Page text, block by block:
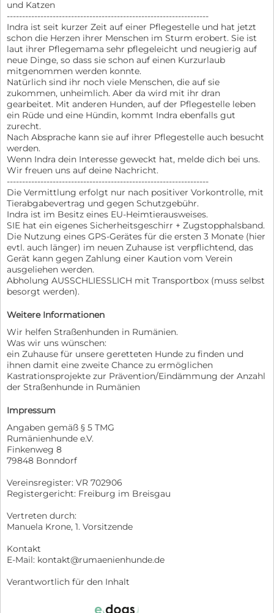
und Katzen
------------------------------------------------------------------
Indra ist seit kurzer Zeit auf einer Pflegestelle und hat jetzt
schon die Herzen ihrer Menschen im Sturm erobert. Sie ist
laut ihrer Pflegemama sehr pflegeleicht und neugierig auf
neue Dinge, so dass sie schon auf einen Kurzurlaub
mitgenommen werden konnte.
Natürlich sind ihr noch viele Menschen, die auf sie
zukommen, unheimlich. Aber da wird mit ihr dran
gearbeitet. Mit anderen Hunden, auf der Pflegestelle leben
ein Rüde und eine Hündin, kommt Indra ebenfalls gut
zurecht.
Nach Absprache kann sie auf ihrer Pflegestelle auch besucht
werden.
Wenn Indra dein Interesse geweckt hat, melde dich bei uns.
Wir freuen uns auf deine Nachricht.
------------------------------------------------------------------
Die Vermittlung erfolgt nur nach positiver Vorkontrolle, mit
Tierabgabevertrag und gegen Schutzgebühr.
Indra ist im Besitz eines EU-Heimtierausweises.
SIE hat ein eigenes Sicherheitsgeschirr + Zugstopphalsband.
Die Nutzung eines GPS-Gerätes für die ersten 3 Monate (hier
evtl. auch länger) im neuen Zuhause ist verpflichtend, das
Gerät kann gegen Zahlung einer Kaution vom Verein
ausgeliehen werden.
Abholung AUSSCHLIESSLICH mit Transportbox (muss selbst
besorgt werden).
Weitere Informationen
Wir helfen Straßenhunden in Rumänien.
Was wir uns wünschen:
ein Zuhause für unsere geretteten Hunde zu finden und
ihnen damit eine zweite Chance zu ermöglichen
Kastrationsprojekte zur Prävention/Eindämmung der Anzahl
der Straßenhunde in Rumänien
Impressum
Angaben gemäß § 5 TMG
Rumänienhunde e.V.
Finkenweg 8
79848 Bonndorf
Vereinsregister: VR 702906
Registergericht: Freiburg im Breisgau
Vertreten durch:
Manuela Krone, 1. Vorsitzende
Kontakt
E-Mail: kontakt@rumaenienhunde.de
Verantwortlich für den Inhalt